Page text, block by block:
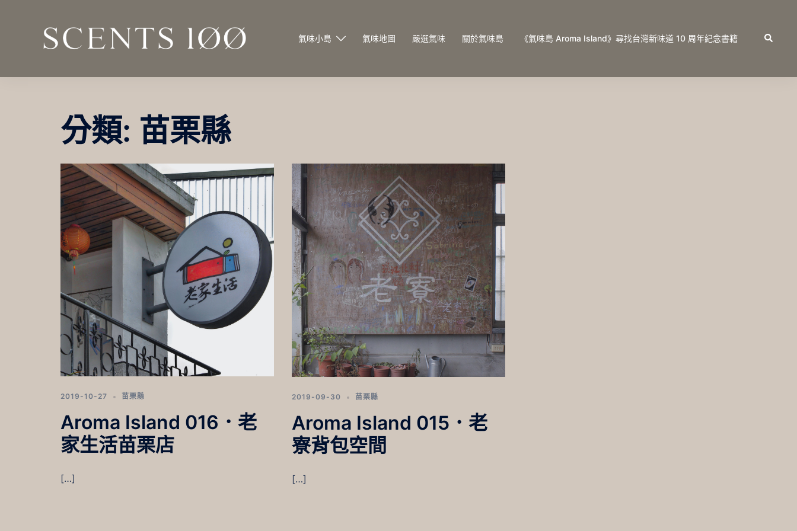
氣味小島 氣味地圖 嚴選氣味 關於氣味島 《氣味島 Aroma Island》尋找台灣新味道 10 周年紀念書籍 Search
分類: 苗栗縣
2019-10-27 苗栗縣
Aroma Island 016．老
家生活苗栗店
[…]
2019-09-30 苗栗縣
Aroma Island 015．老
寮背包空間
[…]